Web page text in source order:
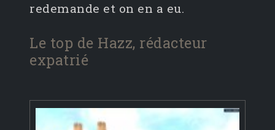
redemande et on en a eu.
Le top de Hazz, rédacteur
expatrié